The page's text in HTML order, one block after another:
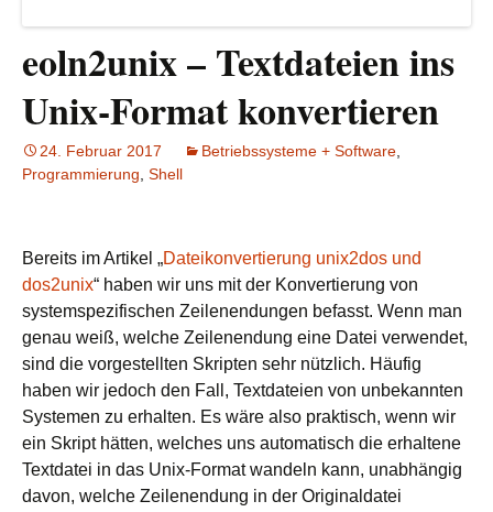
eoln2unix – Textdateien ins
Unix-Format konvertieren
24. Februar 2017 Betriebssysteme + Software,
Programmierung, Shell
Bereits im Artikel „Dateikonvertierung unix2dos und
dos2unix“ haben wir uns mit der Konvertierung von
systemspezifischen Zeilenendungen befasst. Wenn man
genau weiß, welche Zeilenendung eine Datei verwendet,
sind die vorgestellten Skripten sehr nützlich. Häufig
haben wir jedoch den Fall, Textdateien von unbekannten
Systemen zu erhalten. Es wäre also praktisch, wenn wir
ein Skript hätten, welches uns automatisch die erhaltene
Textdatei in das Unix-Format wandeln kann, unabhängig
davon, welche Zeilenendung in der Originaldatei